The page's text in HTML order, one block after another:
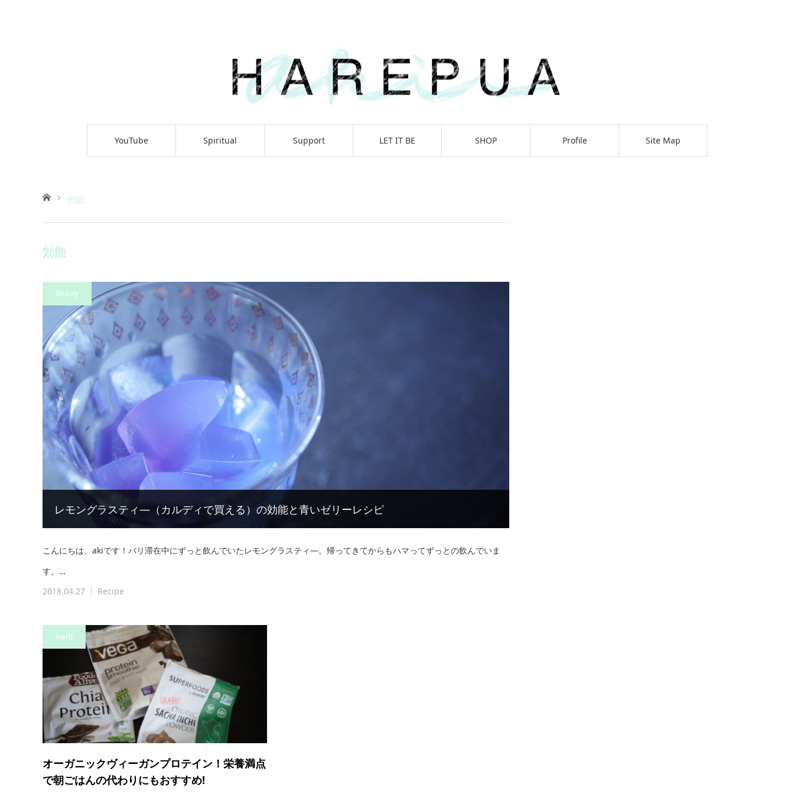
YouTube Spiritual Support LET IT BE SHOP Profile Site Map
ホーム効能
効能
Beauty
レモングラスティ―（カルディで買える）の効能と青いゼリーレシピ
こんにちは、akiです！バリ滞在中にずっと飲んでいたレモングラスティ―。帰ってきてからもハマってずっとの飲んでいま
す。…
2018.04.27
Recipe
iherb
オーガニックヴィーガンプロテイン！栄養満点
で朝ごはんの代わりにもおすすめ!